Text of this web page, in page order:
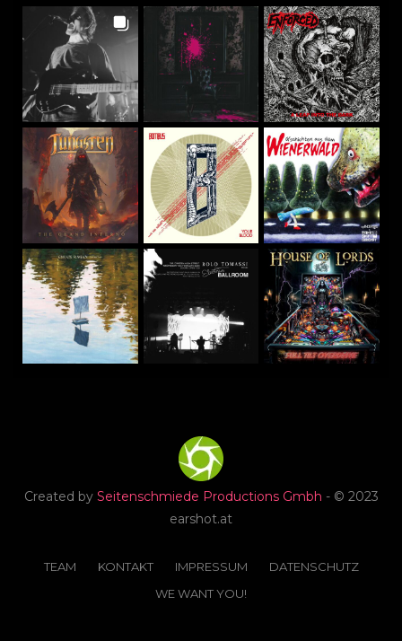
Created by Seitenschmiede Productions Gmbh - © 2023
earshot.at
TEAM KONTAKT IMPRESSUM
DATENSCHUTZ
WE WANT YOU!